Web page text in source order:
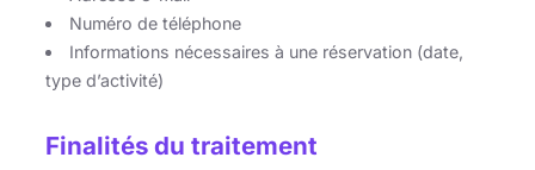
Numéro de téléphone
Informations nécessaires à une réservation (date,
type d’activité)
Finalités du traitement